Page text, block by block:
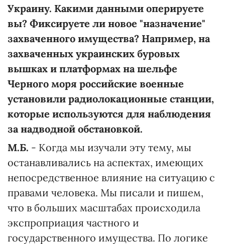
Украину. Какими данными оперируете
вы? Фиксируете ли новое "назначение"
захваченного имущества? Например, на
захваченных украинских буровых
вышках и платформах на шельфе
Черного моря российские военные
установили радиолокационные станции,
которые используются для наблюдения
за надводной обстановкой.
М.Б. - Когда мы изучали эту тему, мы
останавливались на аспектах, имеющих
непосредственное влияние на ситуацию с
правами человека. Мы писали и пишем,
что в больших масштабах происходила
экспроприация частного и
государственного имущества. По логике